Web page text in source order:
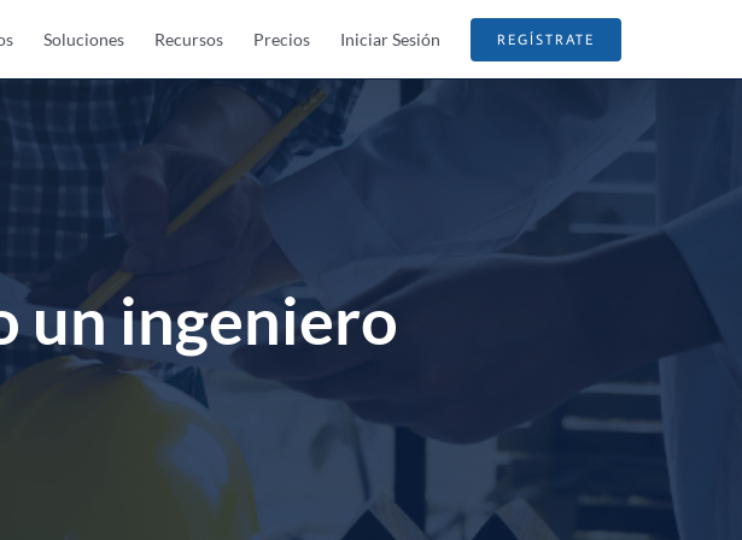
Soluciones Recursos Precios Iniciar Sesión REGÍSTRATE
un ingeniero